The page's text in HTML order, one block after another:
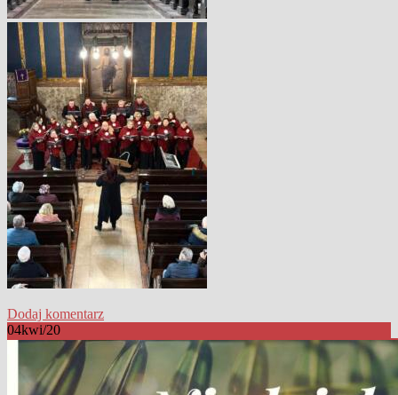
Dodaj komentarz
04kwi/20